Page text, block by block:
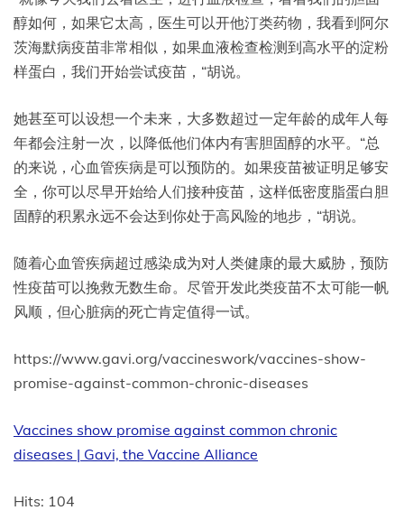
醇如何，如果它太高，医生可以开他汀类药物，我看到阿尔
茨海默病疫苗非常相似，如果血液检查检测到高水平的淀粉
样蛋白，我们开始尝试疫苗，“胡说。
她甚至可以设想一个未来，大多数超过一定年龄的成年人每
年都会注射一次，以降低他们体内有害胆固醇的水平。“总
的来说，心血管疾病是可以预防的。如果疫苗被证明足够安
全，你可以尽早开始给人们接种疫苗，这样低密度脂蛋白胆
固醇的积累永远不会达到你处于高风险的地步，“胡说。
随着心血管疾病超过感染成为对人类健康的最大威胁，预防
性疫苗可以挽救无数生命。尽管开发此类疫苗不太可能一帆
风顺，但心脏病的死亡肯定值得一试。
https://www.gavi.org/vaccineswork/vaccines-show-
promise-against-common-chronic-diseases
Vaccines show promise against common chronic
diseases | Gavi, the Vaccine Alliance
Hits: 104